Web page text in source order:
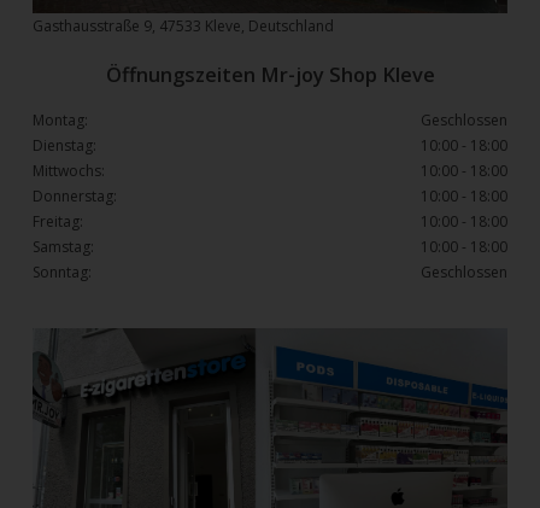
Gasthausstraße 9, 47533 Kleve, Deutschland
Öffnungszeiten Mr-joy Shop Kleve
Montag:
Geschlossen
Dienstag:
10:00 - 18:00
Mittwochs:
10:00 - 18:00
Donnerstag:
10:00 - 18:00
Freitag:
10:00 - 18:00
Samstag:
10:00 - 18:00
Sonntag:
Geschlossen